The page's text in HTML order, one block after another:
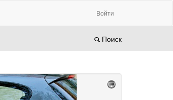
Войти
Поиск